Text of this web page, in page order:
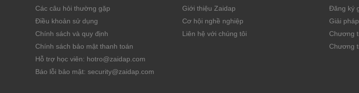
Các câu hỏi thường gặp
Điều khoản sử dụng
Chính sách và quy định
Chính sách bảo mật thanh toán
Hỗ trợ học viên: hotro@zaidap.com
Báo lỗi bảo mật: security@zaidap.com
Giới thiệu Zaidap
Cơ hội nghề nghiệp
Liên hệ với chúng tôi
Đăng ký
Giải
Chương
Chương